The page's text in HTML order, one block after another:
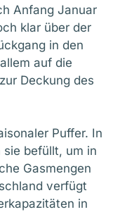
Anfang Januar
klar über der
in den
auf die
Deckung des
Puffer. In
sie befüllt, um in
Gasmengen
verfügt
in